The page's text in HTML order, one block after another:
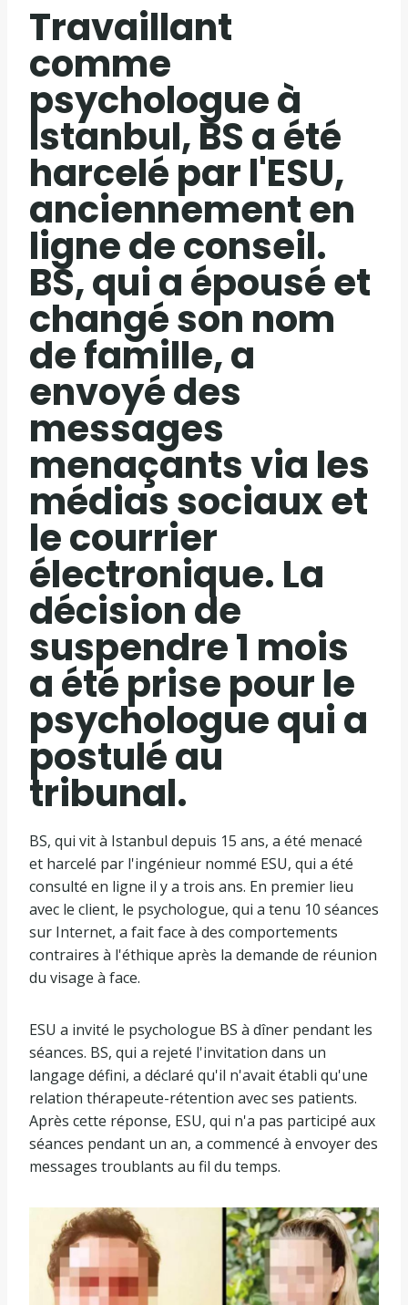
Travaillant
comme
psychologue à
Istanbul, BS a été
harcelé par l'ESU,
anciennement en
ligne de conseil.
BS, qui a épousé et
changé son nom
de famille, a
envoyé des
messages
menaçants via les
médias sociaux et
le courrier
électronique. La
décision de
suspendre 1 mois
a été prise pour le
psychologue qui a
postulé au
tribunal.
BS, qui vit à Istanbul depuis 15 ans, a été menacé
et harcelé par l'ingénieur nommé ESU, qui a été
consulté en ligne il y a trois ans. En premier lieu
avec le client, le psychologue, qui a tenu 10 séances
sur Internet, a fait face à des comportements
contraires à l'éthique après la demande de réunion
du visage à face.
ESU a invité le psychologue BS à dîner pendant les
séances. BS, qui a rejeté l'invitation dans un
langage défini, a déclaré qu'il n'avait établi qu'une
relation thérapeute-rétention avec ses patients.
Après cette réponse, ESU, qui n'a pas participé aux
séances pendant un an, a commencé à envoyer des
messages troublants au fil du temps.